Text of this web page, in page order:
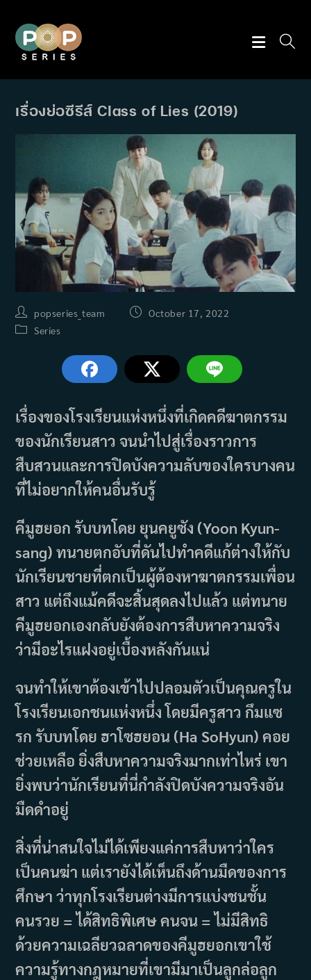
content
เรื่องย่อซีรีส์ Class of Lies (2019)
Post
author:
popseries_team
PostOctober 17, 2022
PostSeries
เรื่องของโรงเรียนแห่งหนึ่งที่เกิดคดีฆาตกรรม
ของนักเรียนสาว จนนำไปสู่เรื่องราวการ
สืบสวนและการปิดบังความลับของใครบางคน
ที่ไม่อยากให้คนอื่นรับรู้
คีมูฮยอก รับบทโดย ยุนคยูซัง (Yoon Kyun-
sang) ทนายตกอับที่ดันไปทำคดีแก้ต่างให้กับ
นักเรียนชายที่ตกเป็นผู้ต้องหาฆาตกรรมเพื่อน
สาว แต่ถึงแม้คดีจะสิ้นสุดลงไปแล้ว แต่ทนาย
คีมูฮยอกเองกลับยังต้องการสืบหาความจริง
ว่ามีอะไรแฝงอยู่เบื้องหลังกันแน่
จนทำให้เขาต้องเข้าไปปลอมตัวเป็นคุณครูใน
โรงเรียนเอกชนแห่งหนึ่ง โดยมีครูสาว กึมแซ
รก รับบทโดย ฮาโซฮยอน (Ha SoHyun) คอย
ช่วยเหลือ ยิ่งสืบหาความจริงมากเท่าไหร่ เขา
ยิ่งพบว่านักเรียนที่นี่กำลังปิดบังความจริงอัน
มืดดำอยู่
สิ่งที่น่าสนใจไม่ได้เพียงแค่การสืบหาว่าใคร
เป็นคนฆ่า แต่เรายังได้เห็นถึงด้านมืดของการ
ศึกษา ว่าทุกโรงเรียนต่างมีการแบ่งชนชั้น
คนรวย = ได้สิทธิพิเศษ คนจน = ไม่มีสิทธิ
ด้วยความเฉลียวฉลาดของคีมูฮยอกเขาใช้
ความรู้ทางกฎหมายที่เขามีมาเป็นลูกล่อลูก